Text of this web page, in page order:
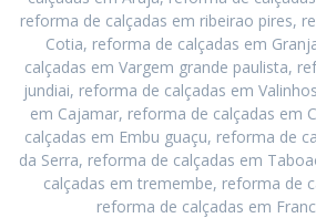
reforma de calçadas em ribeirao pires,
Cotia, reforma de calçadas em
calçadas em Vargem grande paulista,
jundiai, reforma de calçadas em
em Cajamar, reforma de calçadas em
calçadas em Embu guaçu, reforma de
da Serra, reforma de calçadas em
calçadas em tremembe, reforma de
reforma de calçadas em